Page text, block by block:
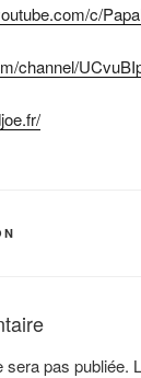
c/
channel/
sera pas publiée.